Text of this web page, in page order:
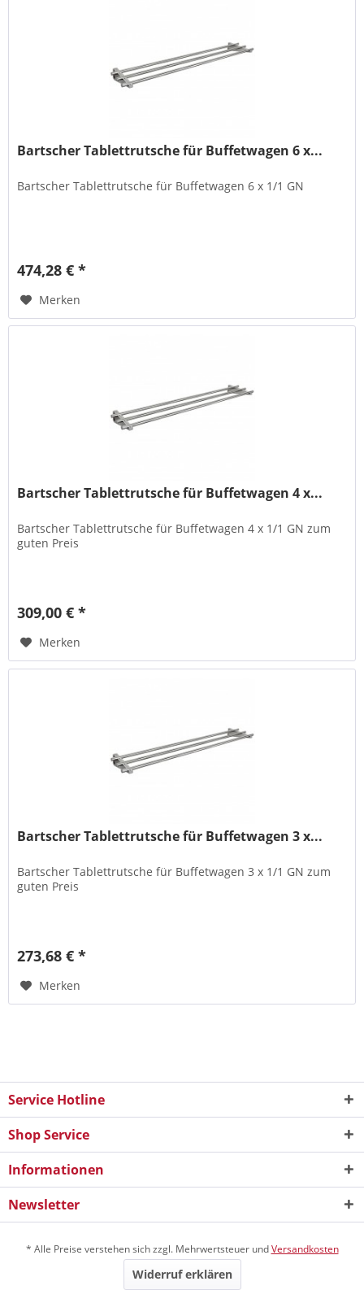
Bartscher Tablettrutsche für Buffetwagen 6 x...
Bartscher Tablettrutsche für Buffetwagen 6 x 1/1 GN
474,28 € *
Merken
Bartscher Tablettrutsche für Buffetwagen 4 x...
Bartscher Tablettrutsche für Buffetwagen 4 x 1/1 GN zum
guten Preis
309,00 € *
Merken
Bartscher Tablettrutsche für Buffetwagen 3 x...
Bartscher Tablettrutsche für Buffetwagen 3 x 1/1 GN zum
guten Preis
273,68 € *
Merken
Service Hotline
Shop Service
Informationen
Newsletter
* Alle Preise verstehen sich zzgl. Mehrwertsteuer undVersandkosten
Widerruf erklären